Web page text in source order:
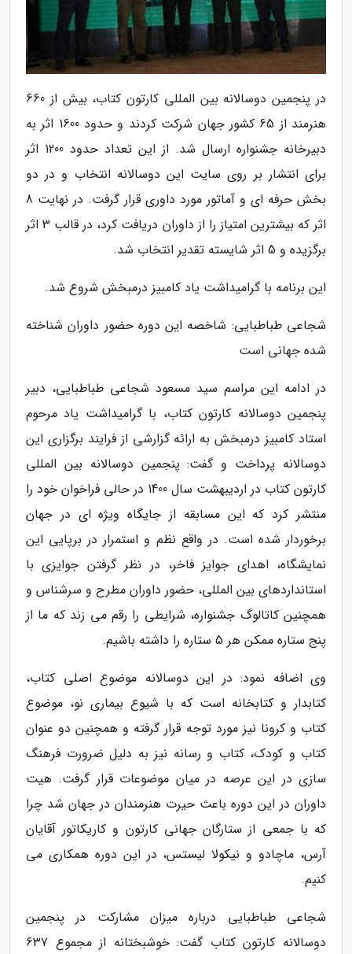
در پنجمین دوسالانه بین المللی کارتون کتاب، بیش از 660
هنرمند از 65 کشور جهان شرکت کردند و حدود 1600 اثر به
دبیرخانه جشنواره ارسال شد. از این تعداد حدود 1200 اثر
برای انتشار بر روی سایت این دوسالانه انتخاب و در دو
بخش حرفه ای و آماتور مورد داوری قرار گرفت. در نهایت 8
اثر که بیشترین امتیاز را از داوران دریافت کرد، در قالب 3 اثر
برگزیده و 5 اثر شایسته تقدیر انتخاب شد.
این برنامه با گرامیداشت یاد کامبیز درمبخش شروع شد.
شجاعی طباطبایی: شاخصه این دوره حضور داوران شناخته
شده جهانی است
در ادامه این مراسم سید مسعود شجاعی طباطبایی، دبیر
پنجمین دوسالانه کارتون کتاب، با گرامیداشت یاد مرحوم
استاد کامبیز درمبخش به ارائه گزارشی از فرایند برگزاری این
دوسالانه پرداخت و گفت: پنجمین دوسالانه بین المللی
کارتون کتاب در اردیبهشت سال 1400 در حالی فراخوان خود را
منتشر کرد که این مسابقه از جایگاه ویژه ای در جهان
برخوردار شده است. در واقع نظم و استمرار در برپایی این
نمایشگاه، اهدای جوایز فاخر، در نظر گرفتن جوایزی با
استانداردهای بین المللی، حضور داوران مطرح و سرشناس و
همچنین کاتالوگ جشنواره، شرایطی را رقم می زند که ما از
پنج ستاره ممکن هر 5 ستاره را داشته باشیم.
وی اضافه نمود: در این دوسالانه موضوع اصلی کتاب،
کتابدار و کتابخانه است که با شیوع بیماری نو، موضوع
کتاب و کرونا نیز مورد توجه قرار گرفته و همچنین دو عنوان
کتاب و کودک، کتاب و رسانه نیز به دلیل ضرورت فرهنگ
سازی در این عرصه در میان موضوعات قرار گرفت. هیت
داوران در این دوره باعث حیرت هنرمندان در جهان شد چرا
که با جمعی از ستارگان جهانی کارتون و کاریکاتور آقایان
آرس، ماچادو و نیکولا لیستس، در این دوره همکاری می
کنیم.
شجاعی طباطبایی درباره میزان مشارکت در پنجمین
دوسالانه کارتون کتاب گفت: خوشبختانه از مجموع 637